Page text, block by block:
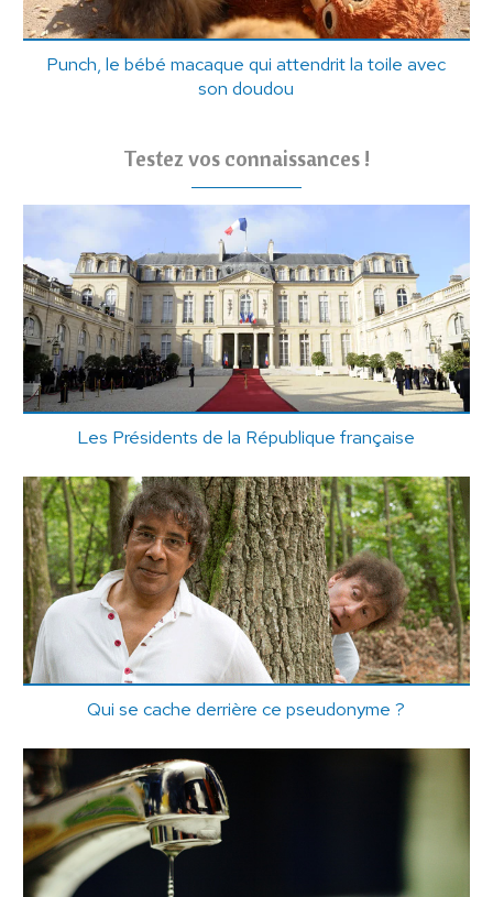
Punch, le bébé macaque qui attendrit la toile avec
son doudou
Testez vos connaissances !
Les Présidents de la République française
Qui se cache derrière ce pseudonyme ?